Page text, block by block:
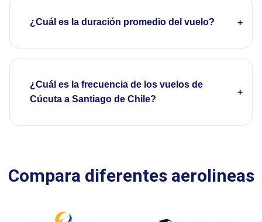
¿Cuál es la duración promedio del vuelo?
¿Cuál es la frecuencia de los vuelos de
Cúcuta a Santiago de Chile?
Compara diferentes aerolineas